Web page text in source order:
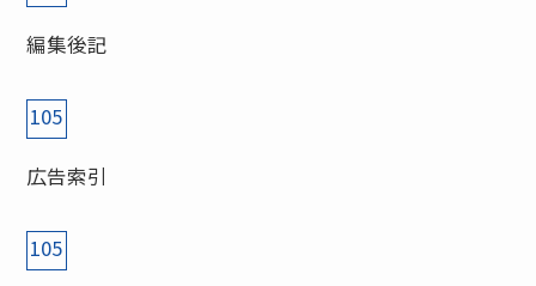
編集後記
105
広告索引
105